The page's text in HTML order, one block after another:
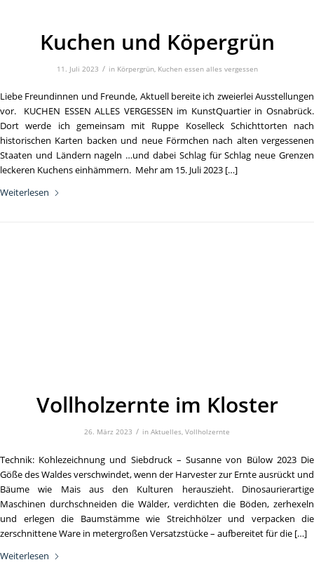
Kuchen und Köpergrün
11. Juli 2023 / in Körpergrün, Kuchen essen alles vergessen
Liebe Freundinnen und Freunde, Aktuell bereite ich zweierlei Ausstellungen
vor. KUCHEN ESSEN ALLES VERGESSEN im KunstQuartier in Osnabrück.
Dort werde ich gemeinsam mit Ruppe Koselleck Schichttorten nach
historischen Karten backen und neue Förmchen nach alten vergessenen
Staaten und Ländern nageln …und dabei Schlag für Schlag neue Grenzen
leckeren Kuchens einhämmern. Mehr am 15. Juli 2023 […]
Weiterlesen
Vollholzernte im Kloster
26. März 2023 / in Aktuelles, Vollholzernte
Technik: Kohlezeichnung und Siebdruck – Susanne von Bülow 2023 Die
Göße des Waldes verschwindet, wenn der Harvester zur Ernte ausrückt und
Bäume wie Mais aus den Kulturen herauszieht. Dinosaurierartige
Maschinen durchschneiden die Wälder, verdichten die Böden, zerhexeln
und erlegen die Baumstämme wie Streichhölzer und verpacken die
zerschnittene Ware in metergroßen Versatzstücke – aufbereitet für die […]
Weiterlesen